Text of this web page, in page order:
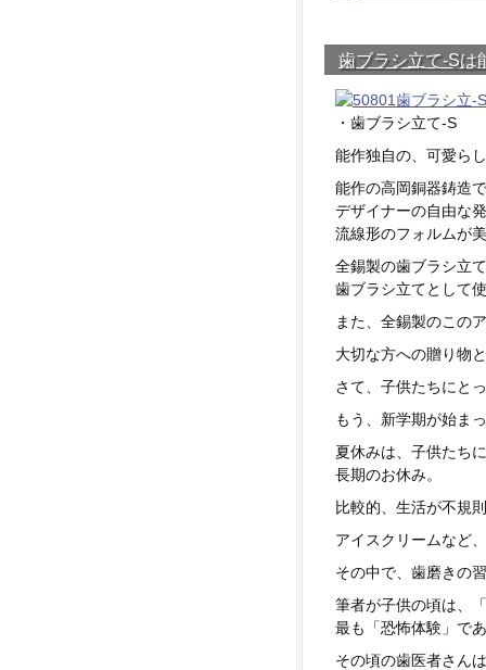
歯ブラシ立て-Sは
・歯ブラシ立て-S
能作独自の、可愛ら
能作の高岡銅器鋳造
デザイナーの自由な
流線形のフォルムが
全錫製の歯ブラシ立
歯ブラシ立てとして
また、全錫製のこの
大切な方への贈り物
さて、子供たちにと
もう、新学期が始ま
夏休みは、子供たち
長期のお休み。
比較的、生活が不規
アイスクリームなど
その中で、歯磨きの
筆者が子供の頃は、
最も「恐怖体験」で
その頃の歯医者さん